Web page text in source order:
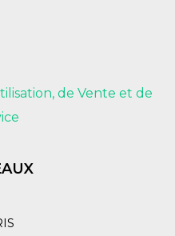
de Vente et de